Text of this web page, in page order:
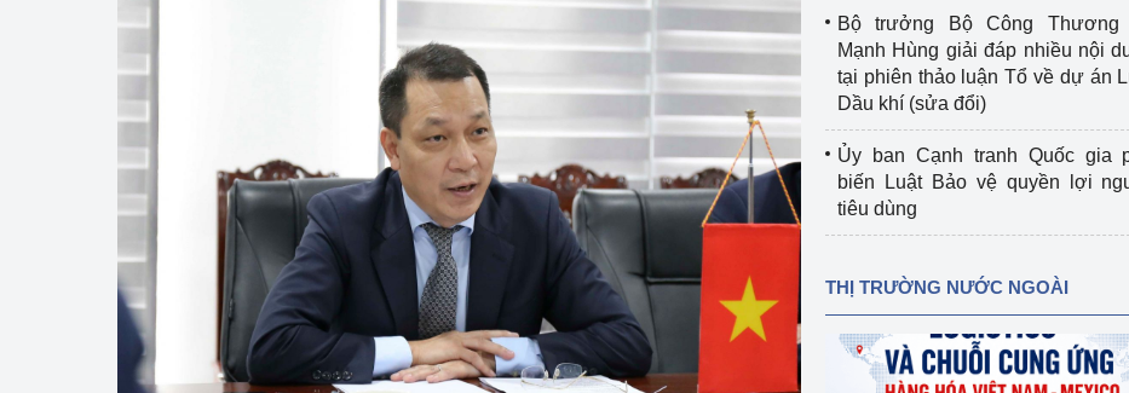
Điểm báo
Bản tin Thị trường Nông Lâm Thủy sản
Phát triển nguồn nhân lực
Phát triển bền vững
Tổ chức kiểm định
Tổ chức kiểm định kỹ thuật an toàn lao
động thuộc thẩm quyền quản lý của
Bộ Công Thương
Tổ chức được cấp GCN đăng ký, hoạt
động kiểm định thiết bị, dụng cụ điện
làm việc ở môi trường không có nguy
Văn hóa ngành Công Thương
Tái cơ cấu ngành Công Thương
Quản lý thị trường
Bộ trưởng Bộ Công Thương
Mạnh Hùng giải đáp nhiều nội
tại phiên thảo luận Tổ về dự án
Dầu khí (sửa đổi)
Ủy ban Cạnh tranh Quốc gia
biến Luật Bảo vệ quyền lợi
tiêu dùng
THỊ TRƯỜNG NƯỚC NGOÀI